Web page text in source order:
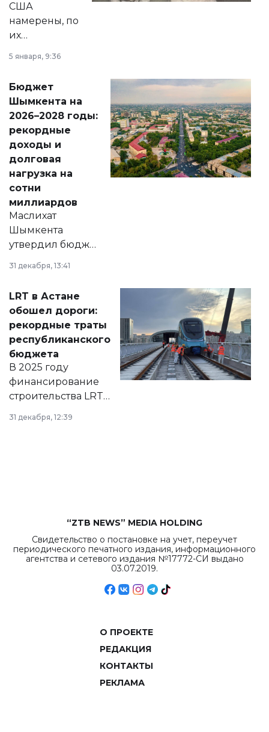
США
намерены, по
их
принести
народу
Венесуэлы.
5 января, 9:36
Бюджет
Шымкента на
2026–2028 годы:
рекордные
доходы и
долговая
нагрузка на
сотни
миллиардов
Маслихат
Шымкента
утвердил бюджет
города на 2026–
2028 годы.
документ
появился в базе
нормативных
правовых актов и
на сайте маслихат
города.
31 декабря, 13:41
LRT в Астане
обошел дороги:
рекордные траты
республиканского
бюджета
В 2025 году
финансирование
строительства LRT
в Астане из
республиканского
31 декабря, 12:39
“ZTB NEWS” MEDIA HOLDING
Свидетельство о постановке на учет, переучет
периодического печатного издания, информационного
агентства и сетевого издания №17772-СИ выдано
03.07.2019.
О ПРОЕКТЕ
РЕДАКЦИЯ
КОНТАКТЫ
РЕКЛАМА